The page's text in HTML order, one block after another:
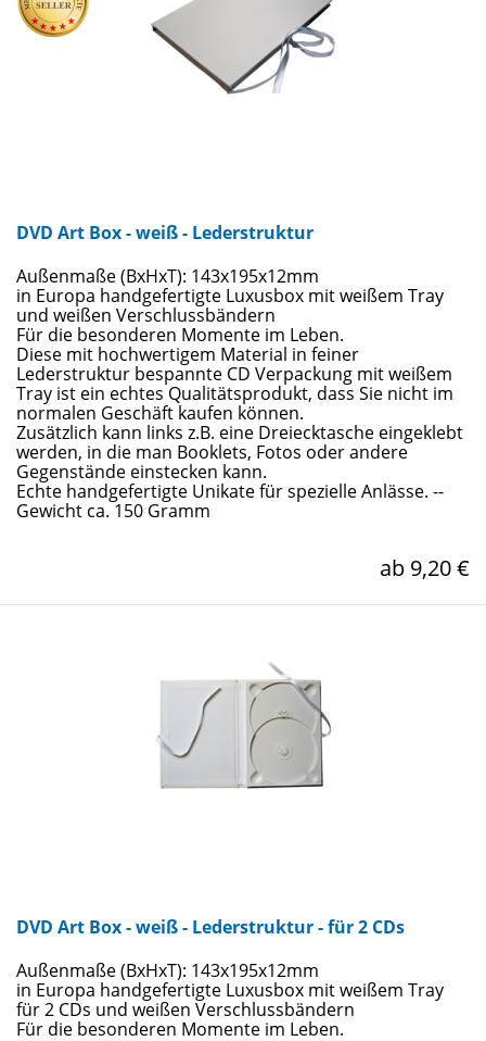
DVD Art Box - weiß - Lederstruktur
Außenmaße (BxHxT): 143x195x12mm
in Europa handgefertigte Luxusbox mit weißem Tray
und weißen Verschlussbändern
Für die besonderen Momente im Leben.
Diese mit hochwertigem Material in feiner
Lederstruktur bespannte CD Verpackung mit weißem
Tray ist ein echtes Qualitätsprodukt, dass Sie nicht im
normalen Geschäft kaufen können.
Zusätzlich kann links z.B. eine Dreiecktasche eingeklebt
werden, in die man Booklets, Fotos oder andere
Gegenstände einstecken kann.
Echte handgefertigte Unikate für spezielle Anlässe. --
Gewicht ca. 150 Gramm
ab 9,20 €
DVD Art Box - weiß - Lederstruktur - für 2 CDs
Außenmaße (BxHxT): 143x195x12mm
in Europa handgefertigte Luxusbox mit weißem Tray
für 2 CDs und weißen Verschlussbändern
Für die besonderen Momente im Leben.